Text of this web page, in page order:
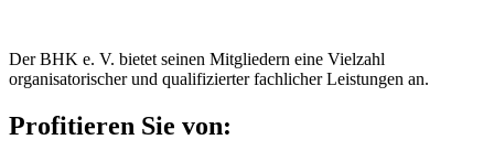
Der BHK e. V. bietet seinen Mitgliedern eine Vielzahl
organisatorischer und qualifizierter fachlicher Leistungen an.
Profitieren Sie von: